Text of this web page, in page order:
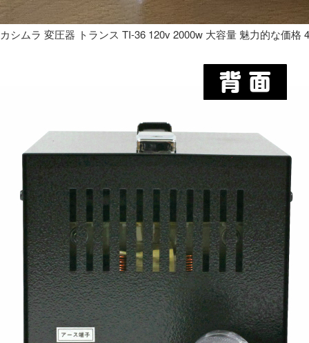
カシムラ 変圧器 トランス TI-36 120v 2000w 大容量 魅力的な価格